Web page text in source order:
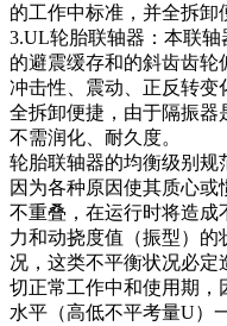
的工作中标准，并全拆卸
3.UL轮胎联轴器：本联
的避震缓存和的斜齿齿
冲击性、震动、正反转变
全拆卸便捷，由于隔振器
不需润化、耐久度。
轮胎联轴器的均衡级别规
因为各种原因使其质心
不重叠，在运行时将造成
力和动挠度值（振型）的
况，这类不平衡状况必定
切正常工作中和使用期，
水平（高低不平考量U）